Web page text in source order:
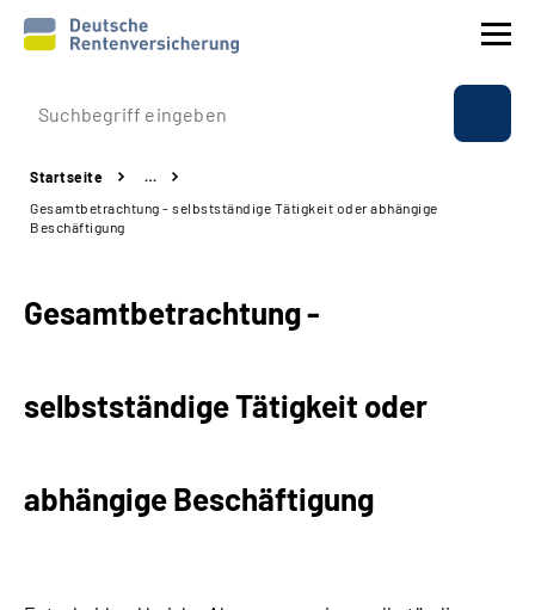
Prävention
Reha
Beratung & Kontakt
Experten
Startseite
…
Gesamtbetrachtung - selbstständige Tätigkeit oder abhängige
Beschäftigung
Gesamtbetrachtung -
selbstständige Tätigkeit oder
abhängige Beschäftigung